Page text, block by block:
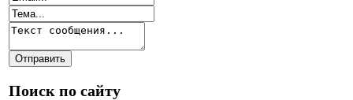
Поиск по сайту